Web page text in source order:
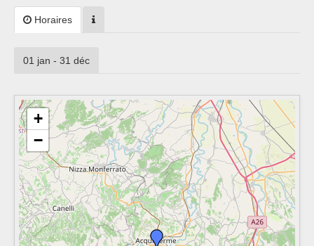
Horaires
01 jan - 31 déc
+
−